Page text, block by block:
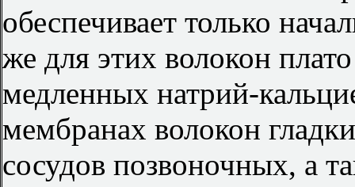
обеспечивает только
же для этих волокон
медленных натрий-
мембранах волокон
сосудов позвоночных, а